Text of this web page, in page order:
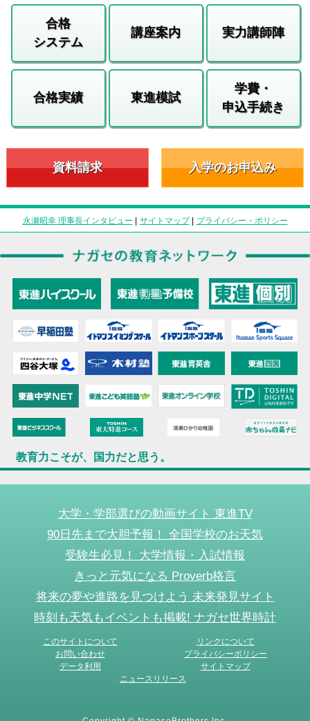
合格
システム
講座案内 実力講師陣
合格実績 東進模試
学費・
申込手続き
資料請求 入学のお申込み
永瀬昭幸 理事長インタビュー | サイトマップ| プライバシー・ポリシー
教育力こそが、国力だと思う。
大学・学部選びの動画サイト 東進TV
90日先まで大胆予報！ 全国学校のお天気
受験生必見！ 大学情報・入試情報
きっと元気になる Proverb格言
将来の夢や進路を見つけよう 未来発見サイト
時刻も天気もイベントも掲載! ナガセ世界時計
このサイトについて
リンクについて
お問い合わせ
プライバシーポリシー
データ利用
サイトマップ
ニュースリリース